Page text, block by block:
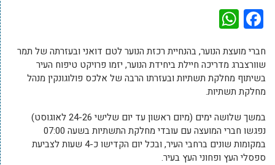
Facebook
חברי מועצת הנוער, בהנחיית רכזת הנוער לטם דואני ובעזרתה של תמר
שוורצברג מדריכה חיילת ביחידת הנוער, יזמו פרויקט טיפוח העיר
בשיתוף מחלקת תשתיות ובעזרתו הרבה של אלכס פולוגונקין מנהל
מחלקת תשתיות.
במשך שלושה ימים (מיום ראשון עד יום שלישי 24-26 לאוגוסט)
נפגשו חברי המועצה עם עובדי מחלקת התשתיות בשעה 07:00
במקומות שונים ברחבי העיר, ובכל יום הקדישו כ-4 שעות לצביעת
ספסלי העץ ופחוני העץ בעיר.